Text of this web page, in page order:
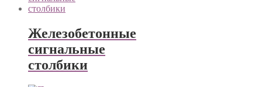
Железобетонные
сигнальные
столбики